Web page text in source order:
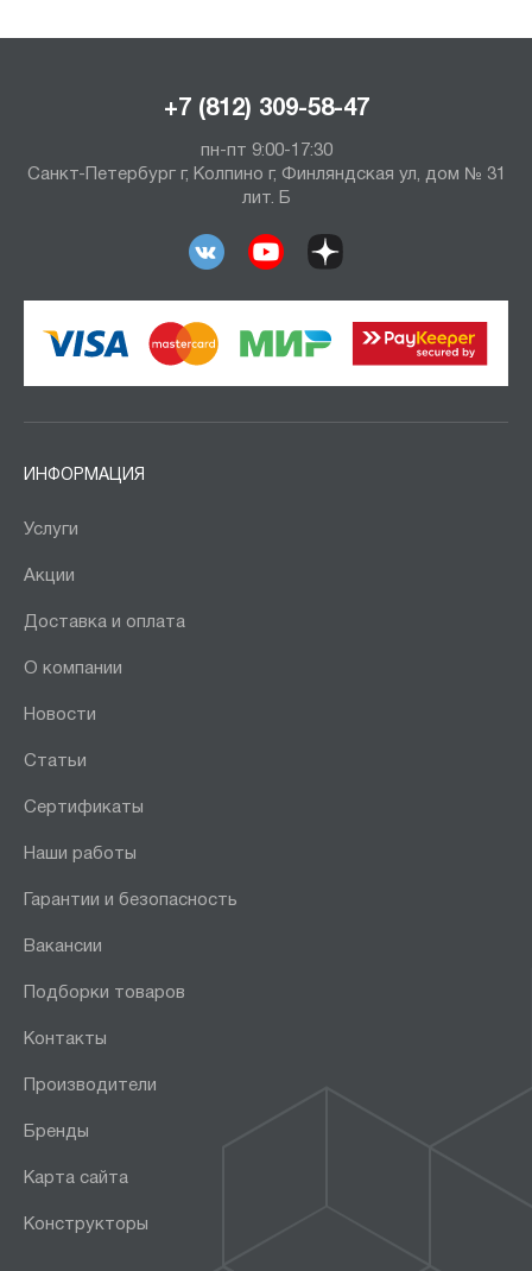
+7 (812) 309-58-47
пн-пт 9:00-17:30
Санкт-Петербург г, Колпино г, Финляндская ул, дом № 31
лит. Б
ИНФОРМАЦИЯ
Услуги
Акции
Доставка и оплата
О компании
Новости
Статьи
Сертификаты
Наши работы
Гарантии и безопасность
Вакансии
Подборки товаров
Контакты
Производители
Бренды
Карта сайта
Конструкторы